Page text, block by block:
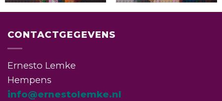
CONTACTGEGEVENS
Ernesto Lemke
Hempens
info@ernestolemke.nl